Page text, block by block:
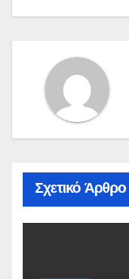
Σχετικό Άρθρο